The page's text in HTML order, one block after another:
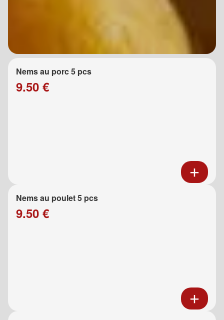
Nems au porc 5 pcs
9.50 €
Nems au poulet 5 pcs
9.50 €